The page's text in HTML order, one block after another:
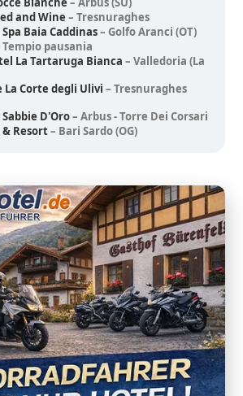
and Wine – Tresnuraghes
Baia Caddinas– Golfo Aranci (OT)
Tempio pausania
La Tartaruga Bianca – Valledoria (La
Corte degli Ulivi – Tresnuraghes
D'Oro– Arbus - Torre Dei Corsari
Resort– Bari Sardo (OG)